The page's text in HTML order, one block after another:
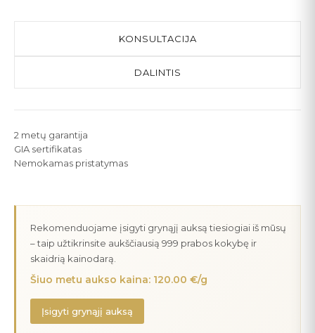
KONSULTACIJA
DALINTIS
2 metų garantija
GIA sertifikatas
Nemokamas pristatymas
Rekomenduojame įsigyti grynąjį auksą tiesiogiai iš mūsų
– taip užtikrinsite aukščiausią 999 prabos kokybę ir
skaidrią kainodarą.
Šiuo metu aukso kaina: 120.00 €/g
Įsigyti grynąjį auksą